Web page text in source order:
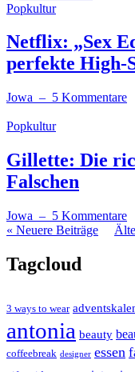
Popkultur
Netflix: „Sex
perfekte High-
Jowa – 5 Kommentare
Popkultur
Gillette: Die
Falschen
Jowa – 5 Kommentare
« Neuere Beiträge
Tagcloud
3 ways to wear
antonia beauty
coffeebreak designer essen